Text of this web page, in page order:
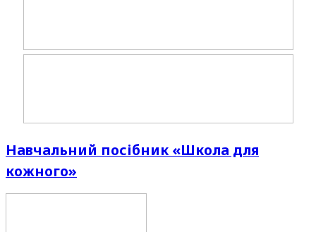
Навчальний посібник «Школа для
кожного»